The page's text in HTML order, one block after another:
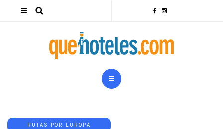
RUTAS POR EUROPA